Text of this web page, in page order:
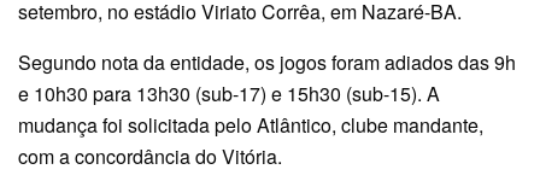
setembro, no estádio Viriato Corrêa, em Nazaré-BA.
Segundo nota da entidade, os jogos foram adiados das 9h
e 10h30 para 13h30 (sub-17) e 15h30 (sub-15). A
mudança foi solicitada pelo Atlântico, clube mandante,
com a concordância do Vitória.